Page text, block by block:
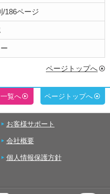
/186ページ
ページトップへ
覧へ ページトップへ
お客様サポート
会社概要
個人情報保護方針